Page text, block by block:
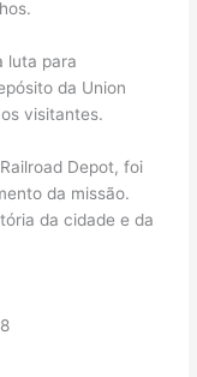
luta para
da Union
visitantes.
Depot, foi
da missão.
da cidade e da